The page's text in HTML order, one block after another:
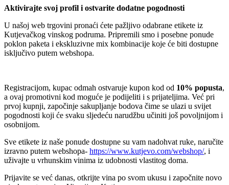
Aktivirajte svoj profil i ostvarite dodatne pogodnosti
U našoj web trgovini pronaći ćete pažljivo odabrane etikete iz
Kutjevačkog vinskog podruma. Pripremili smo i posebne ponude
poklon paketa i ekskluzivne mix kombinacije koje će biti dostupne
isključivo putem webshopa.
Registracijom, kupac odmah ostvaruje kupon kod od 10% popusta,
a ovaj promotivni kod moguće je podijeliti i s prijateljima. Već pri
prvoj kupnji, započinje sakupljanje bodova čime se ulazi u svijet
pogodnosti koji će svaku sljedeću narudžbu učiniti još povoljnijom i
osobnijom.
Sve etikete iz naše ponude dostupne su vam nadohvat ruke, naručite
izravno putem webshopa- https://www.kutjevo.com/webshop/, i
uživajte u vrhunskim vinima iz udobnosti vlastitog doma.
Prijavite se već danas, otkrijte vina po svom ukusu i započnite novo